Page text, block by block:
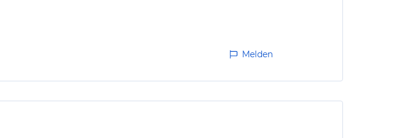
Melden